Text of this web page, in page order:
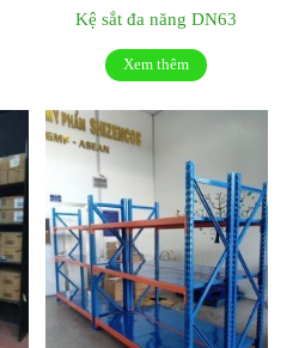
Kệ sắt đa năng DN63
Xem thêm